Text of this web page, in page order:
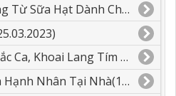
Thức Uống Bổ Dưỡng Từ Sữa Hạt Dành Cho Các Bé.(26.03.2023)
Cách Làm Sữa Hạt Mắc Ca, Khoai Lang Tím Mix Dừa.(23.03.2023)
Hướng Dẫn Làm Sữa Hạnh Nhân Tại Nhà(14.03.2023)